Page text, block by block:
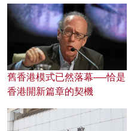
舊香港模式已然落幕──恰是
香港開新篇章的契機